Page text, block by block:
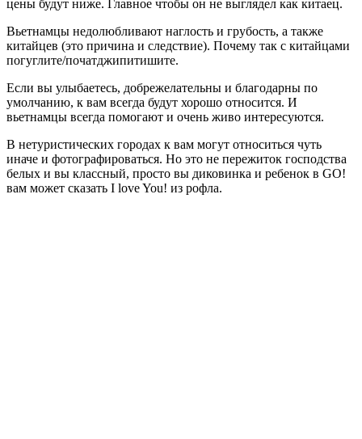
цены будут ниже. Главное чтобы он не выглядел как китаец.
Вьетнамцы недолюбливают наглость и грубость, а также
китайцев (это причина и следствие). Почему так с китайцами
погуглите/початджипитишите.
Если вы улыбаетесь, добрежелательны и благодарны по
умолчанию, к вам всегда будут хорошо относится. И
вьетнамцы всегда помогают и очень живо интересуются.
В нетуристических городах к вам могут относиться чуть
иначе и фотографироваться. Но это не пережиток господства
белых и вы классный, просто вы диковинка и ребенок в GO!
вам может сказать I love You! из рофла.